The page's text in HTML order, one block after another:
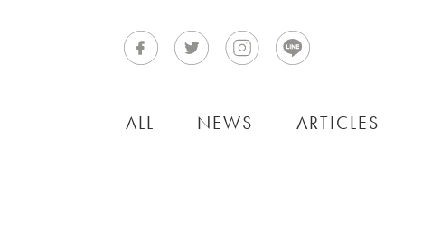
ALL NEWS ARTICLES